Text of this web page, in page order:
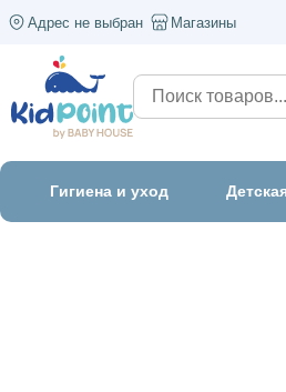
Адрес не выбран Магазины
Гигиена и уход